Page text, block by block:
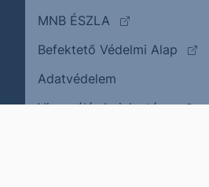
MNB ÉSZLA
(külső oldalra
Befektető Védelmi Alap
Adatvédelem
Visszaélés bejelentése